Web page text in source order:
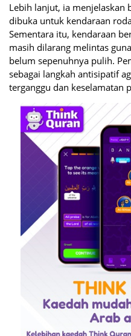
Lebih lanjut, ia menjelaskan
dibuka untuk kendaraan
Sementara itu, kendaraan
masih dilarang melintas
belum sepenuhnya pulih.
sebagai langkah antisipatif
terganggu dan keselamatan